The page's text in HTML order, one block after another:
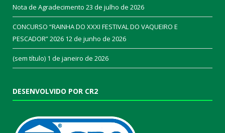
Nota de Agradecimento 23 de julho de 2026
CONCURSO “RAINHA DO XXXI FESTIVAL DO VAQUEIRO E
PESCADOR” 2026 12 de junho de 2026
(sem título) 1 de janeiro de 2026
DESENVOLVIDO POR CR2